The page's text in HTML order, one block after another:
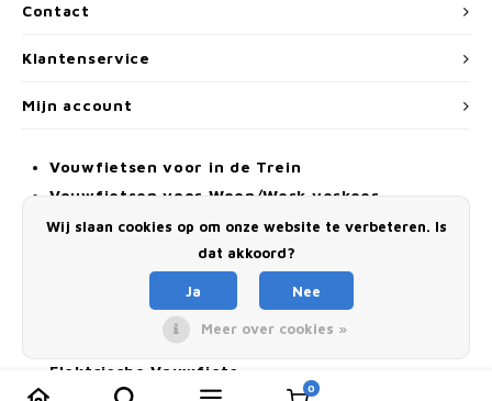
0
Contact
Klantenservice
Mijn account
Vouwfietsen voor in de Trein
Vouwfietsen voor Woon/Werk verkeer
Vouwfietsen voor op Vakantie
Vouwfietsen voor op de Boot
Vouwfietsen voor in de Camper of Caravan
Vouwfietsen voor Recreatief gebruik
Elektrische Vouwfiets
Vergelijk producten
Wij slaan cookies op om onze website te verbeteren. Is
dat akkoord?
Ja Nee
Meer over cookies »